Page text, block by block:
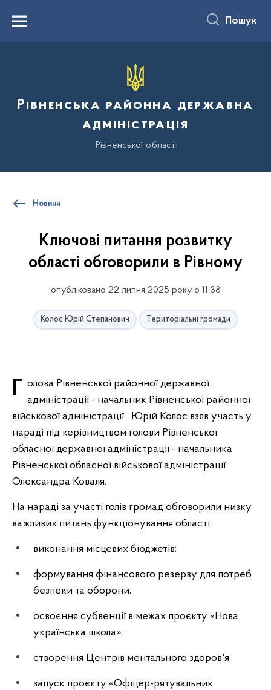
вмістуMenu Пошук
Рівненська районна державна
адміністрація
Рівненської області
Новини
Ключові питання розвитку
області обговорили в Рівному
опубліковано 22 липня 2025 року о 11:38
Колос Юрій Степанович Територіальні громади
Голова Рівненської районної державної адміністрації - начальник Рівненської районної
військової адміністрації Юрій Колос взяв участь у
нараді під керівництвом голови Рівненської
обласної державної адміністрації - начальника
Рівненської обласної військової адміністрації
Олександра Коваля.
На нараді за участі голів громад обговорили низку
важливих питань функціонування області:
виконання місцевих бюджетів;
формування фінансового резерву для потреб
безпеки та оборони;
освоєння субвенції в межах проєкту «Нова
українська школа»;
створення Центрів ментального здоров'я;
запуск проєкту «Офіцер-рятувальник